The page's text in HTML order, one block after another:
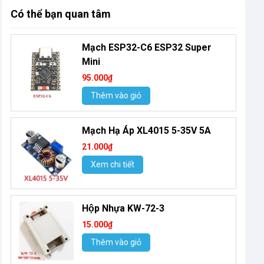
Có thể bạn quan tâm
Mạch ESP32-C6 ESP32 Super
Mini
95.000₫
Thêm vào giỏ
Mạch Hạ Áp XL4015 5-35V 5A
21.000₫
Xem chi tiết
Hộp Nhựa KW-72-3
15.000₫
Thêm vào giỏ